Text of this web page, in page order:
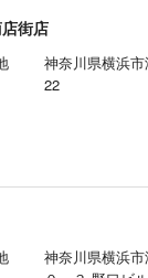
街店
神奈川県横浜
22
神奈川県横浜市